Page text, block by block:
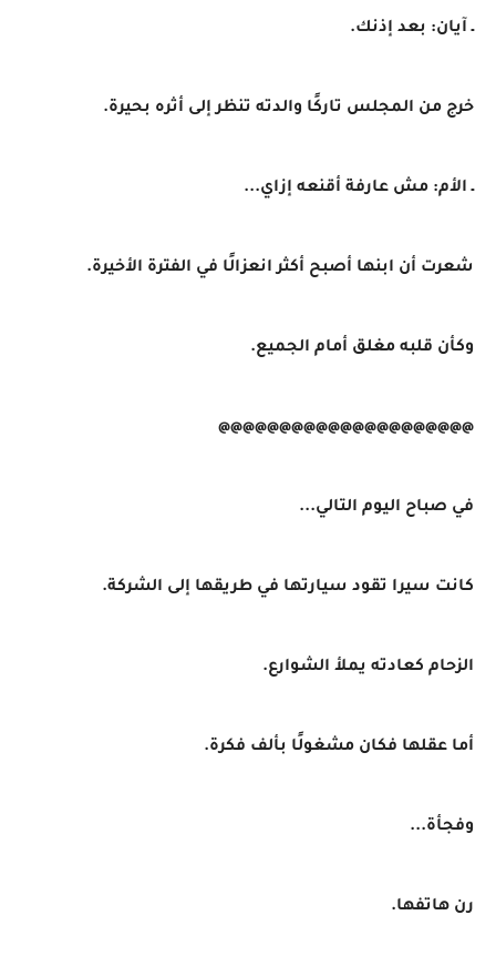
ـ آيان: بعد إذنك.
خرج من المجلس تاركًا والدته تنظر إلى أثره بحيرة.
ـ الأم: مش عارفة أقنعه إزاي...
شعرت أن ابنها أصبح أكثر انعزالًا في الفترة الأخيرة.
وكأن قلبه مغلق أمام الجميع.
@@@@@@@@@@@@@@@@@@@@@
في صباح اليوم التالي...
كانت سيرا تقود سيارتها في طريقها إلى الشركة.
الزحام كعادته يملأ الشوارع.
أما عقلها فكان مشغولًا بألف فكرة.
وفجأة...
رن هاتفها.